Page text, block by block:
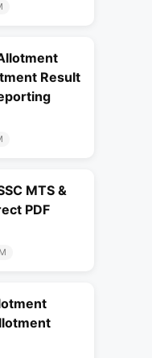
Result
MTS &
PDF